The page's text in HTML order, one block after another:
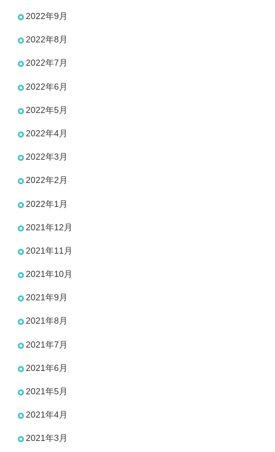
2022年9月
2022年8月
2022年7月
2022年6月
2022年5月
2022年4月
2022年3月
2022年2月
2022年1月
2021年12月
2021年11月
2021年10月
2021年9月
2021年8月
2021年7月
2021年6月
2021年5月
2021年4月
2021年3月